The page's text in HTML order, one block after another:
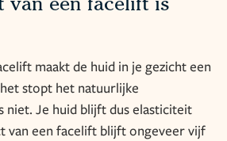
van een facelift is
maakt de huid in je gezicht een
stopt het natuurlijke
niet. Je huid blijft dus elasticiteit
van een facelift blijft ongeveer vijf